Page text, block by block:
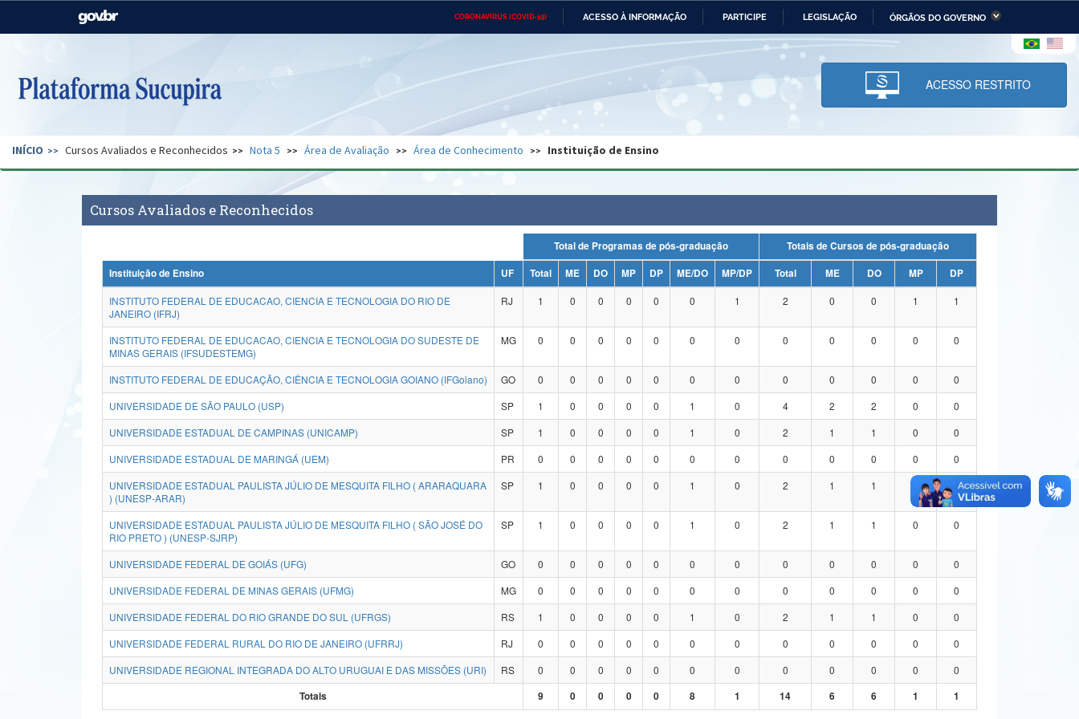
CORONAVÍRUS (COVID-19) ACESSO À INFORMAÇÃO PARTICIPE LEGISLAÇÃO ÓRGÃOS DO GOVERNO
Casa Civil Ministério das Relações Ministério da Economia Ministério da Infraestrutura
Pecuária e Abastecimento
Ministério da Ciência,
Tecnologia, Inovações e
Comunicações
Ministério do Desenvolvimento
Regional e dos Direitos Humanos
Secretaria de Governo Gabinete de Segurança Advocacia-Geral da União Banco Central do Brasil Planalto
ACESSO RESTRITO
INÍCIO Cursos Avaliados e Reconhecidos Nota 5 Área de Avaliação Área de Conhecimento Instituição de Ensino
Cursos Avaliados e Reconhecidos
Total de Programas de pós-graduação
Totais de Cursos de pós-graduação
Instituição de Ensino
UF Total ME DO MP DP ME/DO MP/DP Total ME DO MP
DP
INSTITUTO FEDERAL DE EDUCACAO, CIENCIA E TECNOLOGIA DO RIO DE
JANEIRO (IFRJ)
RJ 1 0 0 0 0 0 1 2 0 0 1 1
INSTITUTO FEDERAL DE EDUCACAO, CIENCIA E TECNOLOGIA DO SUDESTE DE
MINAS GERAIS (IFSUDESTEMG)
MG 0 0 0 0 0 0 0 0 0 0 0 0
INSTITUTO FEDERAL DE EDUCAÇÃO, CIÊNCIA E TECNOLOGIA GOIANO (IFGoiano) GO 0 0 0 0 0 0 0 0 0 0 0
0
UNIVERSIDADE DE SÃO PAULO (USP)
SP 1 0 0 0 0 1 0 4 2 2 0
0
UNIVERSIDADE ESTADUAL DE CAMPINAS (UNICAMP)
SP 1 0 0 0 0 1 0 2 1 1 0
0
UNIVERSIDADE ESTADUAL DE MARINGÁ (UEM)
PR 0 0 0 0 0 0 0 0 0 0 0
0
UNIVERSIDADE ESTADUAL PAULISTA JÚLIO DE MESQUITA FILHO ( ARARAQUARA
) (UNESP-ARAR)
SP 1 0 0 0 0 1 0 2 1 1 0
UNIVERSIDADE ESTADUAL PAULISTA JÚLIO DE MESQUITA FILHO ( SÃO JOSÉ DO
RIO PRETO ) (UNESP-SJRP)
SP 1 0 0 0 0 1 0 2 1 1 0 0
UNIVERSIDADE FEDERAL DE GOIÁS (UFG) GO 0 0 0 0 0 0 0 0 0 0 0
0
UNIVERSIDADE FEDERAL DE MINAS GERAIS (UFMG)
MG 0 0 0 0 0 0 0 0 0 0 0
0
UNIVERSIDADE FEDERAL DO RIO GRANDE DO SUL (UFRGS)
RS 1 0 0 0 0 1 0 2 1 1 0
0
UNIVERSIDADE FEDERAL RURAL DO RIO DE JANEIRO (UFRRJ)
RJ 0 0 0 0 0 0 0 0 0 0 0
0
UNIVERSIDADE REGIONAL INTEGRADA DO ALTO URUGUAI E DAS MISSÕES (URI)
RS 0 0 0 0 0 0 0 0 0 0 0
0
Totais
9 0 0 0 0 8 1 14 6 6 1 1